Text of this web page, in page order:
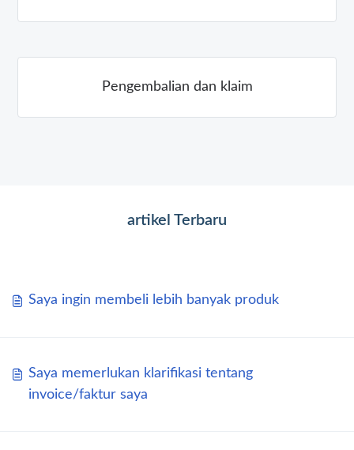
Pengembalian dan klaim
artikel Terbaru
Saya ingin membeli lebih banyak produk
Saya memerlukan klarifikasi tentang
invoice/faktur saya